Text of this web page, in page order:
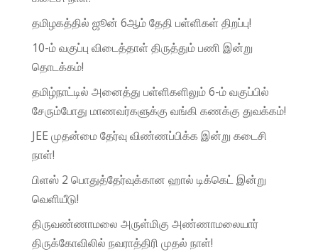
தமிழகத்தில் ஜூன் 6ஆம் தேதி பள்ளிகள் திறப்பு!
10-ம் வகுப்பு விடைத்தாள் திருத்தும் பணி இன்று
தொடக்கம்!
தமிழ்நாட்டில் அனைத்து பள்ளிகளிலும் 6-ம் வகுப்பில்
சேரும்போது மாணவர்களுக்கு வங்கி கணக்கு துவக்கம்!
JEE முதன்மை தேர்வு விண்ணப்பிக்க இன்று கடைசி
நாள்!
பிளஸ் 2 பொதுத்தேர்வுக்கான ஹால் டிக்கெட் இன்று
வெளியீடு!
திருவண்ணாமலை அருள்மிகு அண்ணாமலையார்
திருக்கோவிலில் நவராத்திரி முதல் நாள்!